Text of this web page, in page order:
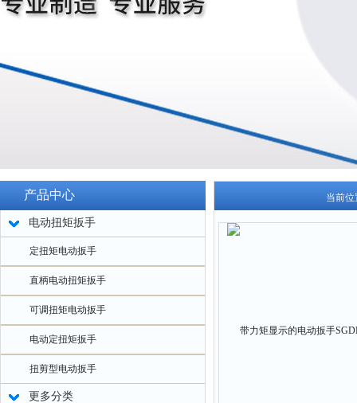
产品中心
电动扭矩扳手
定扭矩电动扳手
直柄电动扭矩扳手
可调扭矩电动扳手
电动定扭矩扳手
扭剪型电动扳手
更多分类
当前位